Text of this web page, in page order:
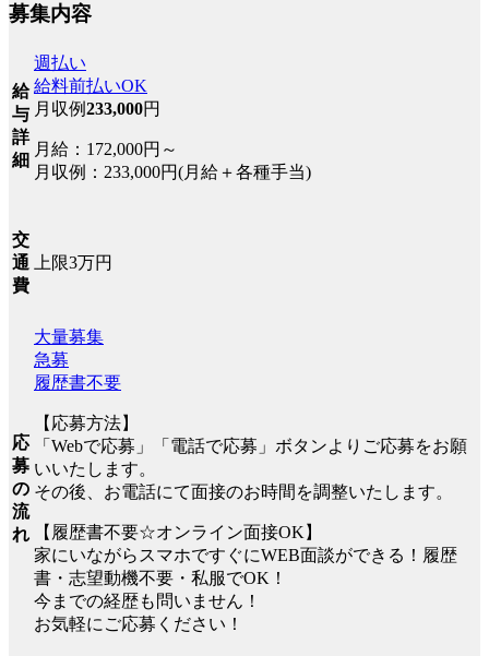
募集内容
給
与
詳
細
週払い
給料前払いOK
月収例233,000円
月給：172,000円～
月収例：233,000円(月給＋各種手当)
交
通
費
上限3万円
応
募
の
流
れ
大量募集
急募
履歴書不要
【応募方法】
「Webで応募」「電話で応募」ボタンよりご応募をお願
いいたします。
その後、お電話にて面接のお時間を調整いたします。
【履歴書不要☆オンライン面接OK】
家にいながらスマホですぐにWEB面談ができる！履歴
書・志望動機不要・私服でOK！
今までの経歴も問いません！
お気軽にご応募ください！